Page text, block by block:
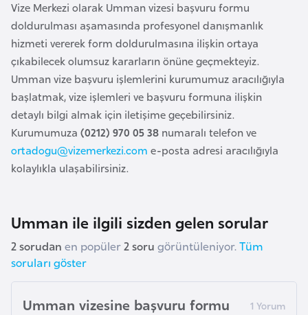
Vize Merkezi olarak Umman vizesi başvuru formu
doldurulması aşamasında profesyonel danışmanlık
hizmeti vererek form doldurulmasına ilişkin ortaya
çıkabilecek olumsuz kararların önüne geçmekteyiz.
Umman vize başvuru işlemlerini kurumumuz aracılığıyla
başlatmak, vize işlemleri ve başvuru formuna ilişkin
detaylı bilgi almak için iletişime geçebilirsiniz.
Kurumumuza (0212) 970 05 38 numaralı telefon ve
ortadogu@vizemerkezi.com e-posta adresi aracılığıyla
kolaylıkla ulaşabilirsiniz.
Umman ile ilgili sizden gelen sorular
2 sorudan en popüler2 soru görüntüleniyor. Tüm
soruları göster
Umman vizesine başvuru formu
i
n
B
o
s
n
a
H
e
e
k
B
u